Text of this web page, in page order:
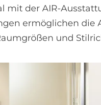
mit der AIR-
ermöglichen die
und